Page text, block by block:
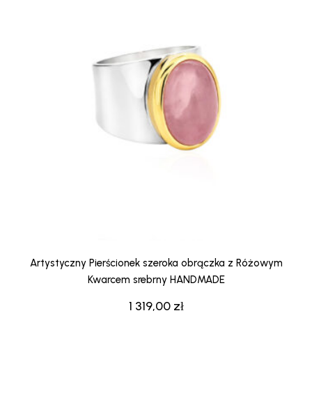
1 319,00 zł
Artystyczny Pierścionek szeroka obrączka z Różowym
Kwarcem srebrny HANDMADE